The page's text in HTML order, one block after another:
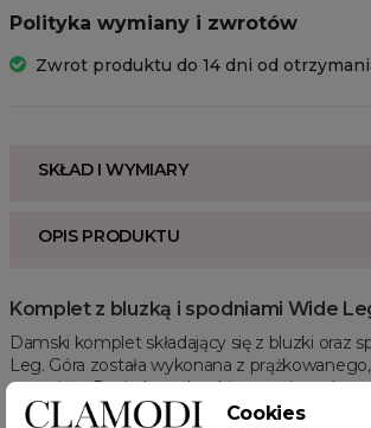
Polityka wymiany i zwrotów
Zwrot produktu do 14 dni od
SKŁAD I WYMIARY
OPIS PRODUKTU
Komplet z bluzką i spodniami Wide
Damski komplet składający się z bluzki oraz
Leg. Góra została wykonana z
materiału. Posiada poduszki na ramionach
Idealnie dopasowuje się do sylwetki, a całość
Cookies